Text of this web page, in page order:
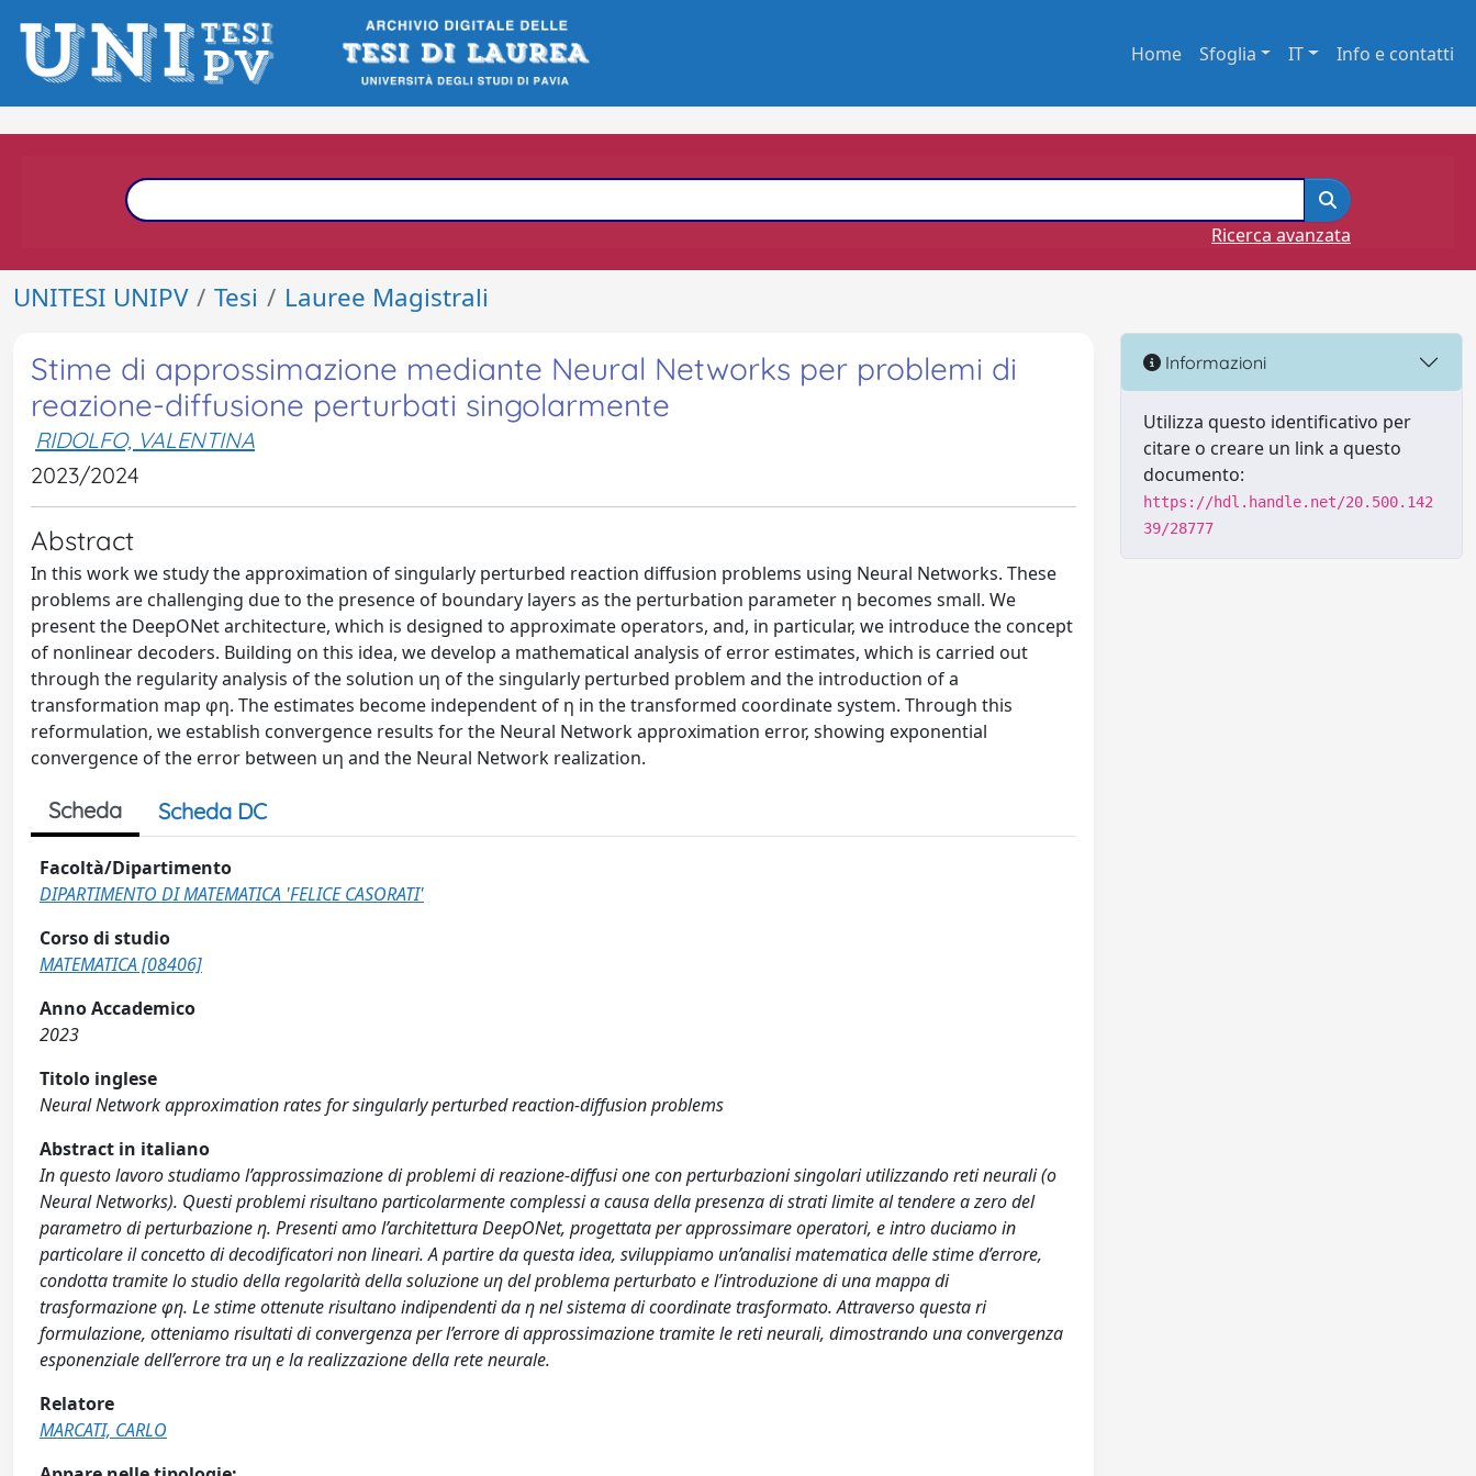
Home Sfoglia IT Info e contatti
Ricerca avanzata
UNITESI UNIPV Tesi Lauree Magistrali
Stime di approssimazione mediante Neural Networks per problemi di
reazione-diffusione perturbati singolarmente
RIDOLFO, VALENTINA
2023/2024
Abstract
In this work we study the approximation of singularly perturbed reaction diffusion problems using Neural Networks. These
problems are challenging due to the presence of boundary layers as the perturbation parameter η becomes small. We
present the DeepONet architecture, which is designed to approximate operators, and, in particular, we introduce the concept
of nonlinear decoders. Building on this idea, we develop a mathematical analysis of error estimates, which is carried out
through the regularity analysis of the solution uη of the singularly perturbed problem and the introduction of a
transformation map φη. The estimates become independent of η in the transformed coordinate system. Through this
reformulation, we establish convergence results for the Neural Network approximation error, showing exponential
convergence of the error between uη and the Neural Network realization.
Scheda Scheda DC
Facoltà/Dipartimento
DIPARTIMENTO DI MATEMATICA 'FELICE CASORATI'
Corso di studio
MATEMATICA [08406]
Anno Accademico
2023
Titolo inglese
Neural Network approximation rates for singularly perturbed reaction-diffusion problems
Abstract in italiano
In questo lavoro studiamo l’approssimazione di problemi di reazione-diffusi one con perturbazioni singolari utilizzando reti neurali (o
Neural Networks). Questi problemi risultano particolarmente complessi a causa della presenza di strati limite al tendere a zero del
parametro di perturbazione η. Presenti amo l’architettura DeepONet, progettata per approssimare operatori, e intro duciamo in
particolare il concetto di decodificatori non lineari. A partire da questa idea, sviluppiamo un’analisi matematica delle stime d’errore,
condotta tramite lo studio della regolarità della soluzione uη del problema perturbato e l’introduzione di una mappa di
trasformazione φη. Le stime ottenute risultano indipendenti da η nel sistema di coordinate trasformato. Attraverso questa ri
formulazione, otteniamo risultati di convergenza per l’errore di approssimazione tramite le reti neurali, dimostrando una convergenza
esponenziale dell’errore tra uη e la realizzazione della rete neurale.
Relatore
MARCATI, CARLO
Informazioni
Utilizza questo identificativo per
citare o creare un link a questo
documento:
https://hdl.handle.net/20.500.142
39/28777